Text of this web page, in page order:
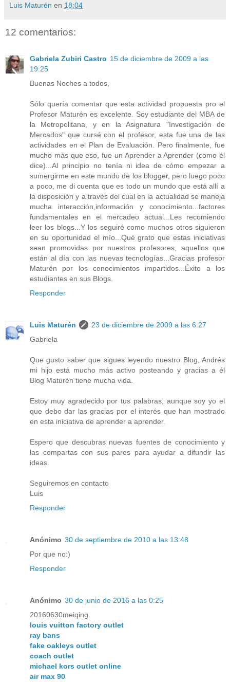
Luis Maturén en 18:04
12 comentarios:
Gabriela Zubiri Castro 15 de diciembre de 2009 a las
19:25
Buenas Noches a todos,
Sólo quería comentar que esta actividad propuesta pro el
Profesor Maturén es excelente. Soy estudiante del MBA de
la Metropolitana, y en la Asignatura "Investigación de
Mercados" que cursé con el profesor, esta fue una de las
actividades en el Plan de Evaluación. Pero finalmente, fue
mucho más que eso, fue un Aprender a Aprender (como él
dice)...Al principio no tenía ni idea de cómo empezar a
sumergirme en este mundo de los blogger, pero luego poco
a poco, me di cuenta que es todo un mundo que está allí a
la disposición y a través del cual en la actualidad se maneja
mucha interacción,información y conocimiento...factores
fundamentales en el mercadeo actual...Les recomiendo
leer los blogs...Y los seguiré como muchos otros siguieron
en su oportunidad el mío...Qué grato que estas iniciativas
sean promovidas por nuestros profesores, aquellos que
están al día con las nuevas tecnologías...Gracias profesor
Maturén por los conocimientos impartidos...Éxito a los
estudiantes en sus Blogs.
Responder
Luis Maturén
23 de diciembre de 2009 a las 6:27
Gabriela
Que gusto saber que sigues leyendo nuestro Blog, Andrés
mi hijo está mucho más activo posteando y gracias a él
Blog Maturén tiene mucha vida.
Estoy muy agradecido por tus palabras, aunque soy yo el
que debo dar las gracias por el interés que han mostrado
en esta iniciativa de aprender a aprender.
Espero que descubras nuevas fuentes de conocimiento y
las compartas con sus pares para ayudar a difundir las
ideas.
Seguiremos en contacto
Luis
Responder
Anónimo 30 de septiembre de 2010 a las 13:48
Por que no:)
Responder
Anónimo 30 de junio de 2016 a las 0:25
20160630meiqing
louis vuitton factory outlet
ray bans
fake oakleys outlet
coach outlet
michael kors outlet online
air max 90